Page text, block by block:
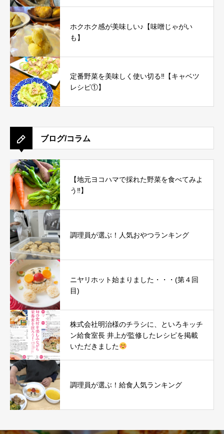
ホクホク感が美味しい♪【味噌じゃがい
も】
定番野菜を美味しく使い切る‼︎【キャベツ
レシピ①】
ブログ/コラム
【地元ヨコハマで採れた野菜を食べてみよ
う‼︎】
調理員が選ぶ！人気おやつランキング
ニヤリホット始まりました・・・(第４回
目)
株式会社明治様のチラシに、といろキッチ
ン給食室長 井上が監修したレシピを掲載
いただきました
調理員が選ぶ！給食人気ランキング